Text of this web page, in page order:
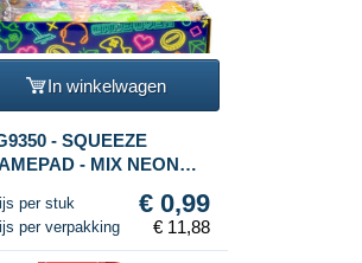
In winkelwagen
- SQUEEZE
- MIX NEON
per stuk € 0,99
per verpakking € 11,88